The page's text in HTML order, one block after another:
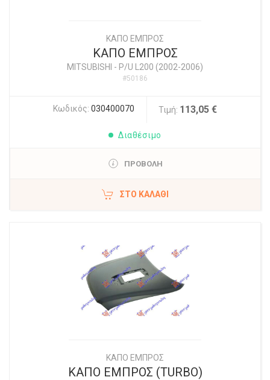
ΚΑΠΟ ΕΜΠΡΟΣ
ΚΑΠΟ ΕΜΠΡΟΣ
MITSUBISHI - P/U L200 (2002-2006)
#50186
Κωδικός: 030400070 Τιμή: 113,05 €
Διαθέσιμο
ΠΡΟΒΟΛΗ
ΣΤΟ ΚΑΛΆΘΙ
ΚΑΠΟ ΕΜΠΡΟΣ
ΚΑΠΟ ΕΜΠΡΟΣ (TURBO)